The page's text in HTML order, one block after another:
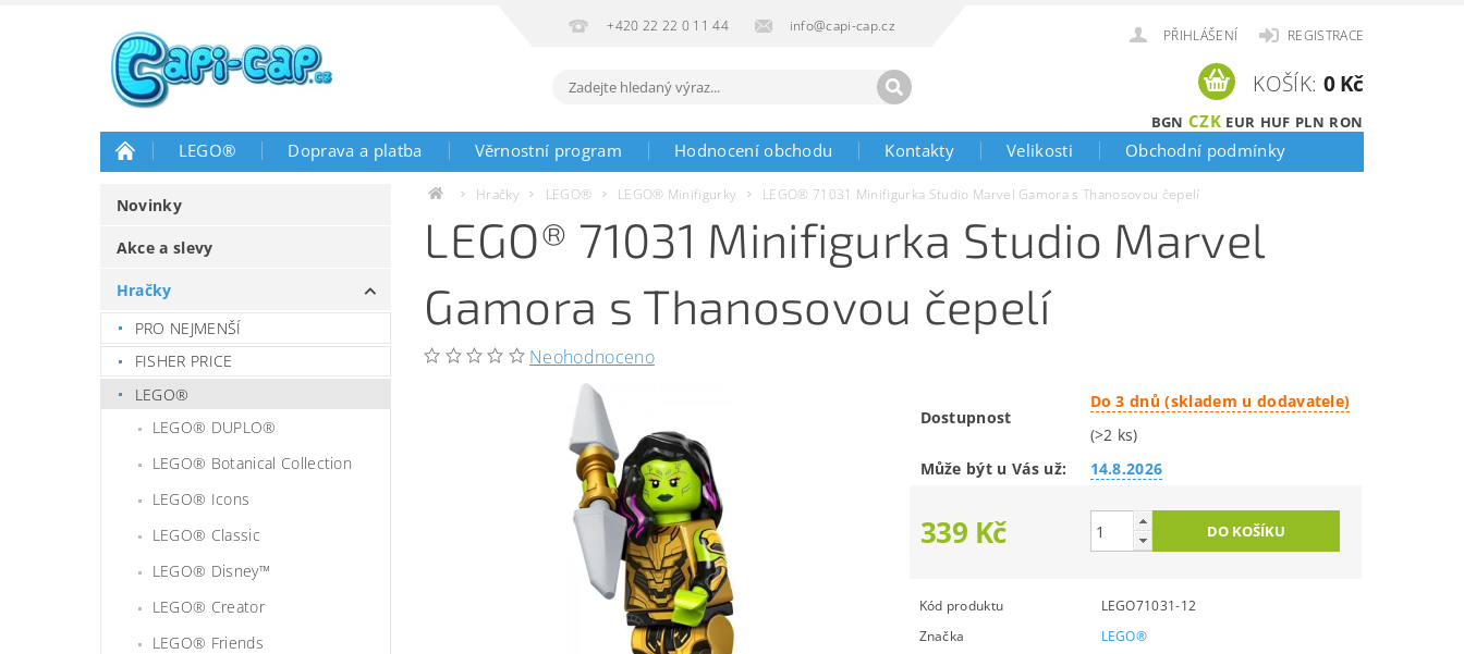
+420 22 22 0 11 44 info@capi-cap.cz
PŘIHLÁŠENÍ REGISTRACE
BGN CZK EUR HUF PLN RON
KOŠÍK: 0 Kč
LEGO® Doprava a platba Věrnostní program Hodnocení obchodu Kontakty Velikosti Obchodní podmínky
Novinky
Akce a slevy
Hračky
PRO NEJMENŠÍ
FISHER PRICE
LEGO®
LEGO® DUPLO®
LEGO® Botanical Collection
LEGO® Icons
LEGO® Classic
LEGO® Disney™
LEGO® Creator
LEGO® Friends
Hračky LEGO® LEGO® Minifigurky LEGO® 71031 Minifigurka Studio Marvel Gamora s Thanosovou čepelí
LEGO® 71031 Minifigurka Studio Marvel
Gamora s Thanosovou čepelí
Neohodnoceno
Dostupnost
Do 3 dnů (skladem u dodavatele)
(>2 ks)
Může být u Vás už:
14.8.2026
339 Kč
Kód produktu
LEGO71031-12
Značka
LEGO®